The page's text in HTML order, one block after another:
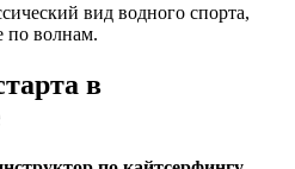
вид водного спорта,
по волнам.
в